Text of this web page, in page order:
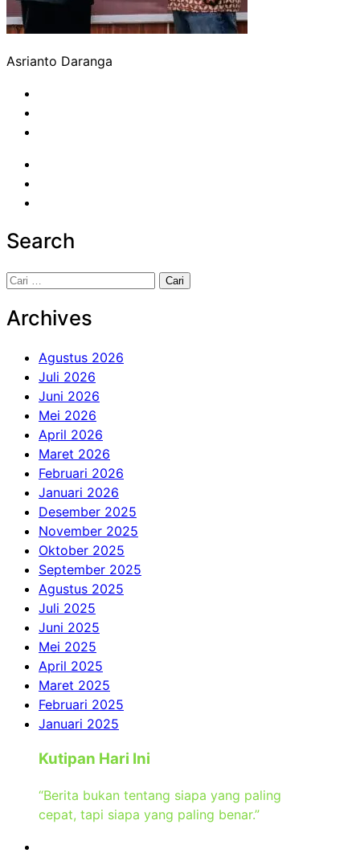
Asrianto Daranga
Search
Cari
Archives
Agustus 2026
Juli 2026
Juni 2026
Mei 2026
April 2026
Maret 2026
Februari 2026
Januari 2026
Desember 2025
November 2025
Oktober 2025
September 2025
Agustus 2025
Juli 2025
Juni 2025
Mei 2025
April 2025
Maret 2025
Februari 2025
Januari 2025
Kutipan Hari Ini
“Berita bukan tentang siapa yang paling
cepat, tapi siapa yang paling benar.”